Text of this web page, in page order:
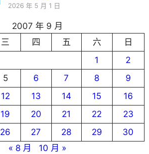
2026 年 5 月 1 日
2007 年 9 月
三 四 五 六
日
1
2
5 6 7 8
9
12 13 14 15
16
19 20 21 22
23
26 27 28 29
30
« 8 月
10 月 »